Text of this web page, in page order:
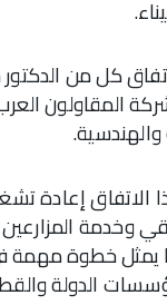
كل من
المقاولون
والهندسية.
إعادة
وخدمة
يمثل خطوة
الدولة